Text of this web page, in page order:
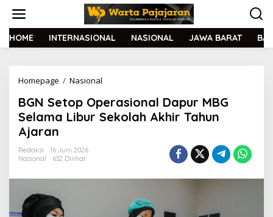
t
HOME INTERNASIONAL NASIONAL JAWA BARAT
Homepage / Nasional
N
S
e
p
BGN Setop Operasional Dapur MBG
Selama Libur Sekolah Akhir Tahun
Ajaran
Redaksi
16 Juni 2026
Nasional
632 Dilihat